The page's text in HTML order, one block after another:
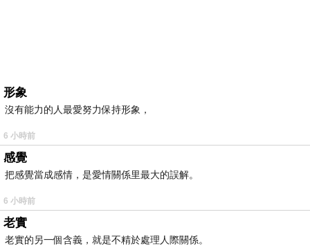
形象
沒有能力的人最愛努力保持形象，
6 小時前
感覺
把感覺當成感情，是愛情關係里最大的誤解。
6 小時前
老實
老實的另一個含義，就是不精於處理人際關係。